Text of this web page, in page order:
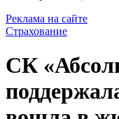
Реклама на сайте
Страхование
СК